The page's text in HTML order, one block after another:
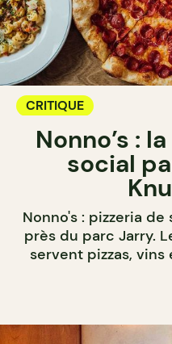
CRITIQUE
Nonno’s :
social
Nonno's : pizzeria de
près du parc Jarry.
servent pizzas,